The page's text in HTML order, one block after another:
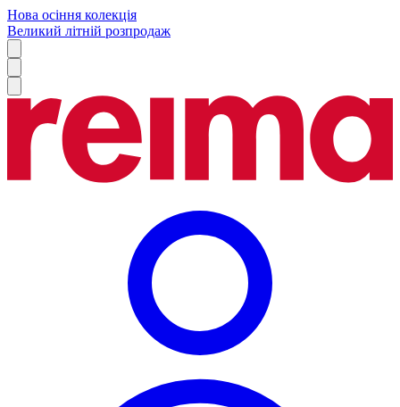
Нова осіння колекція
Великий літній розпродаж